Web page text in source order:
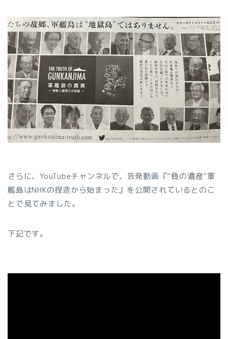
さらに、YouTubeチャンネルで、告発動画『”負の遺産”軍
艦島はNHKの捏造から始まった』を公開されているとのこ
とで見てみました。
下記です。